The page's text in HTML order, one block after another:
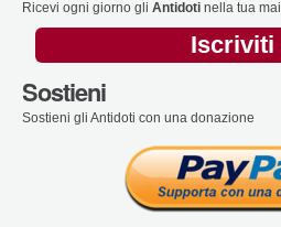
Ricevi ogni giorno gli Antidoti nella tua mail
Iscriviti
Sostieni
Sostieni gli Antidoti con una donazione